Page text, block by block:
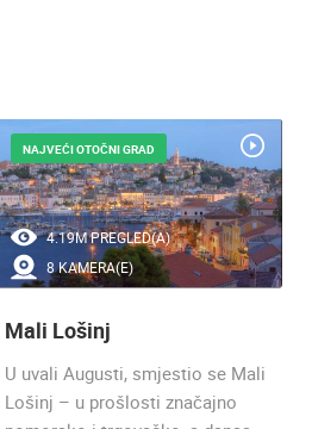
4.19M PREGLED(A)
8 KAMERA(E)
NAJVEĆI OTOČNI GRAD
Mali Lošinj
U uvali Augusti, smjestio se Mali
Lošinj – u prošlosti značajno